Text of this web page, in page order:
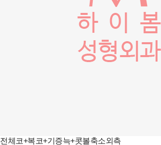
전체코+복코+기증늑+콧볼축소외측